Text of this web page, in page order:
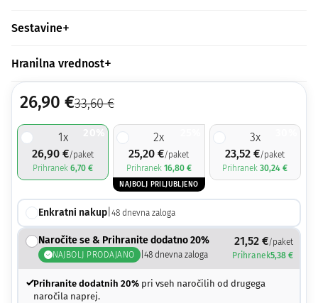
Sestavine
Hranilna vrednost
26,90 €33,60€
1x
26,90€/paket
Prihranek6,70€
2x
25,20€/paket
Prihranek 16,80 €
NAJBOLJ PRILJUBLJENO
3x
23,52€/paket
Prihranek30,24€
Enkratni nakup| 48dnevna zaloga
Naročite se & Prihranite dodatno 20%
NAJBOLJ PRODAJANO | 48dnevna zaloga
21,52 €/paket
Prihranek5,38 €
Prihranite dodatnih 20%pri vseh naročilih od drugega
naročila naprej.